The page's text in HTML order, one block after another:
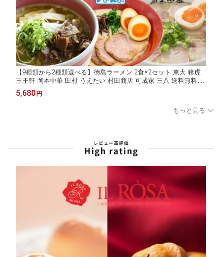
【9種類から2種類選べる】徳島ラーメン 2食×2セット 東大 猪虎
王王軒 岡本中華 田村 うえたい 村田商店 可成家 三八 送料無料 冷
凍便 有名店 行列店 繁盛店 中華そば 支那そば ご当地らーめん お
取り寄せ ギフト お試し 生麺 年越しそば 御中元 御歳暮 母の日 父
5,680 円
もっと見る